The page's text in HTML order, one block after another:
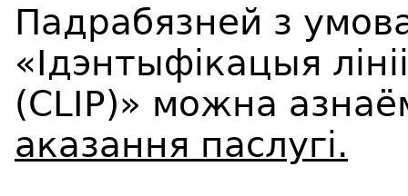
Падрабязней з
«Ідэнтыфікацыя
(CLIP)» можна
аказання паслугі.